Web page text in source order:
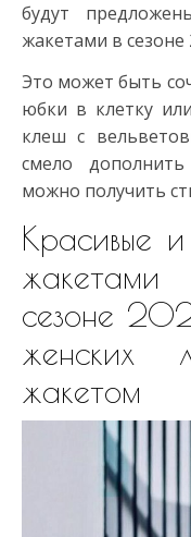
будут
жакетами в сезоне
Это может быть
юбки в клетку
клеш с
смело
можно получить
Красивые
сезоне
женских
жакетом